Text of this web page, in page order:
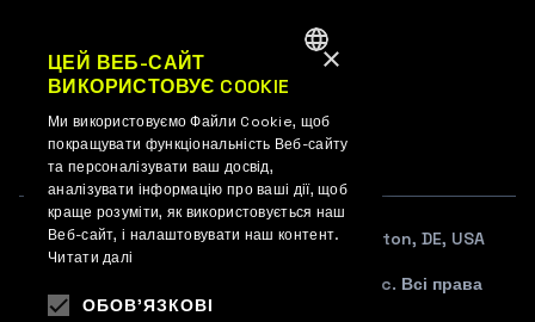
108 W. 13TH STREET SUITE 100, Wilmington, DE, USA
© 2012–2026 WePlay Esports Media, Inc. Всі права
UKRAINIAN
×
ЦЕЙ ВЕБ-САЙТ
ВИКОРИСТОВУЄ COOKIE
Ми використовуємо Файли Cookie, щоб
покращувати функціональність Веб-сайту
та персоналізувати ваш досвід,
аналізувати інформацію про ваші дії, щоб
краще розуміти, як використовується наш
Веб-сайт, і налаштовувати наш контент.
Читати далі
ОБОВ'ЯЗКОВІ